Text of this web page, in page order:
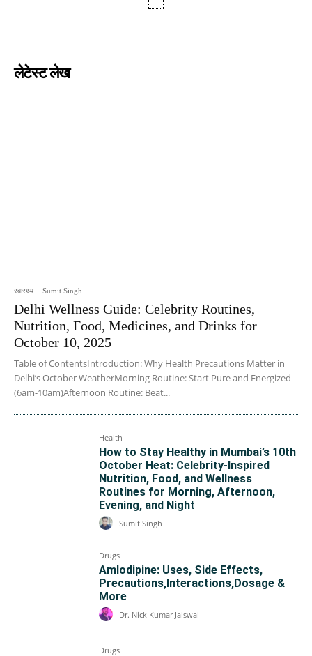
लेटेस्ट लेख
स्वास्थ्य Sumit Singh
Delhi Wellness Guide: Celebrity Routines,
Nutrition, Food, Medicines, and Drinks for
October 10, 2025
Table of ContentsIntroduction: Why Health Precautions Matter in
Delhi’s October WeatherMorning Routine: Start Pure and Energized
(6am-10am)Afternoon Routine: Beat...
Health
How to Stay Healthy in Mumbai’s 10th
October Heat: Celebrity-Inspired
Nutrition, Food, and Wellness
Routines for Morning, Afternoon,
Evening, and Night
Sumit Singh
Drugs
Amlodipine: Uses, Side Effects,
Precautions,Interactions,Dosage &
More
Dr. Nick Kumar Jaiswal
Drugs